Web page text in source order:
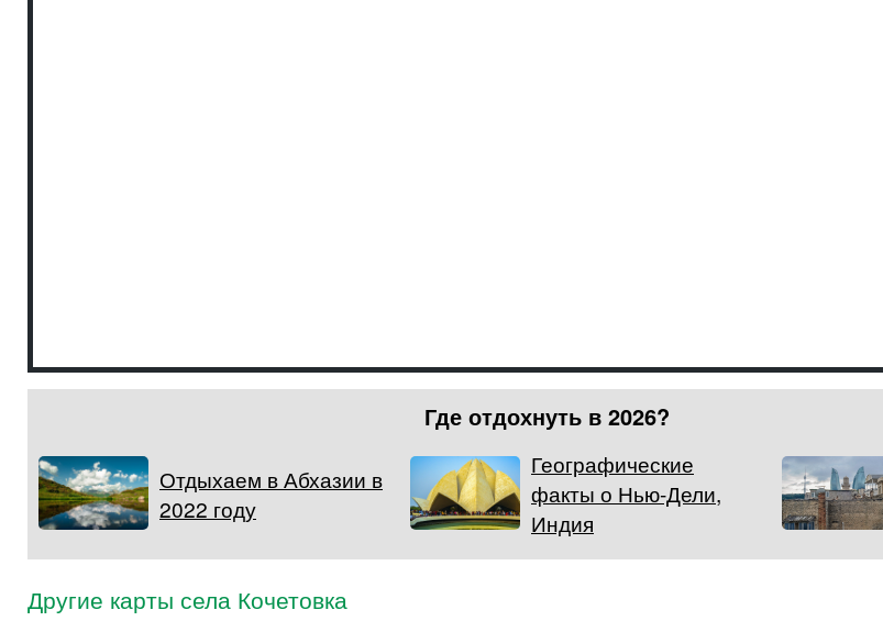
Где отдохнуть в 2026?
Отдыхаем в Абхазии в
2022 году
Географические
факты о Нью-Дели,
Индия
Другие карты села Кочетовка